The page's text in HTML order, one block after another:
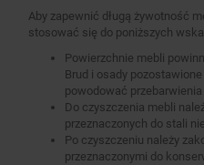
Aby zapewnić długą żywotność
stosować się do poniższych
Powierzchnie mebli
Brud i osady
powodować przebarwienia
Do czyszczenia mebli
przeznaczonych do stali
Po czyszczeniu należy
przeznaczonymi do